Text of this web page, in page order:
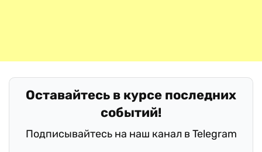
Оставайтесь в курсе последних
событий!
Подписывайтесь на наш канал в Telegram